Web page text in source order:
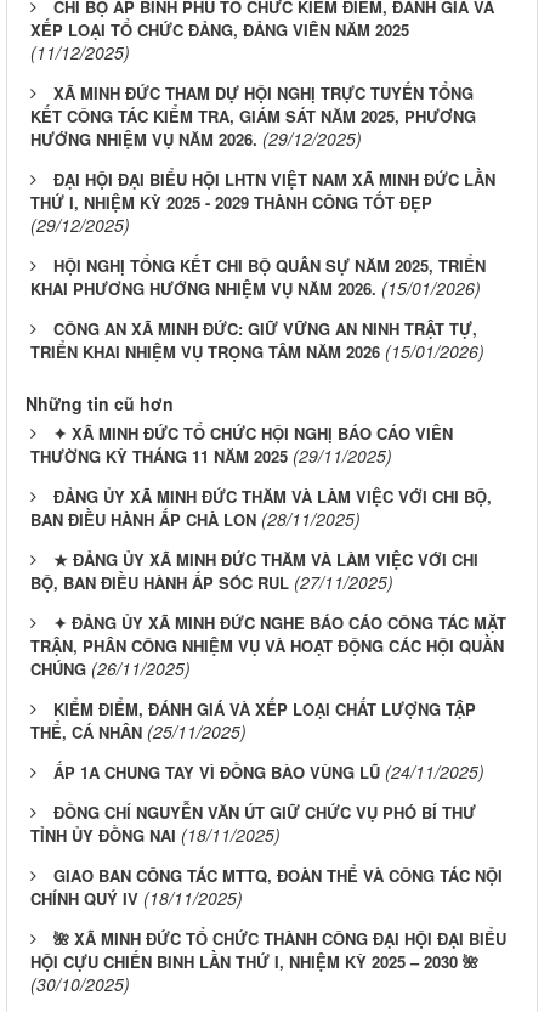
CHI BỘ ẤP BÌNH PHÚ TỔ CHỨC KIỂM ĐIỂM, ĐÁNH GIÁ VÀ
XẾP LOẠI TỔ CHỨC ĐẢNG, ĐẢNG VIÊN NĂM 2025
(11/12/2025)
XÃ MINH ĐỨC THAM DỰ HỘI NGHỊ TRỰC TUYẾN TỔNG
KẾT CÔNG TÁC KIỂM TRA, GIÁM SÁT NĂM 2025, PHƯƠNG
HƯỚNG NHIỆM VỤ NĂM 2026. (29/12/2025)
ĐẠI HỘI ĐẠI BIỂU HỘI LHTN VIỆT NAM XÃ MINH ĐỨC LẦN
THỨ I, NHIỆM KỲ 2025 - 2029 THÀNH CÔNG TỐT ĐẸP
(29/12/2025)
HỘI NGHỊ TỔNG KẾT CHI BỘ QUÂN SỰ NĂM 2025, TRIỂN
KHAI PHƯƠNG HƯỚNG NHIỆM VỤ NĂM 2026. (15/01/2026)
CÔNG AN XÃ MINH ĐỨC: GIỮ VỮNG AN NINH TRẬT TỰ,
TRIỂN KHAI NHIỆM VỤ TRỌNG TÂM NĂM 2026 (15/01/2026)
Những tin cũ hơn
✦ XÃ MINH ĐỨC TỔ CHỨC HỘI NGHỊ BÁO CÁO VIÊN
THƯỜNG KỲ THÁNG 11 NĂM 2025 (29/11/2025)
ĐẢNG ỦY XÃ MINH ĐỨC THĂM VÀ LÀM VIỆC VỚI CHI BỘ,
BAN ĐIỀU HÀNH ẤP CHÀ LON (28/11/2025)
★ ĐẢNG ỦY XÃ MINH ĐỨC THĂM VÀ LÀM VIỆC VỚI CHI
BỘ, BAN ĐIỀU HÀNH ẤP SÓC RUL (27/11/2025)
✦ ĐẢNG ỦY XÃ MINH ĐỨC NGHE BÁO CÁO CÔNG TÁC MẶT
TRẬN, PHÂN CÔNG NHIỆM VỤ VÀ HOẠT ĐỘNG CÁC HỘI QUẦN
CHÚNG (26/11/2025)
KIỂM ĐIỂM, ĐÁNH GIÁ VÀ XẾP LOẠI CHẤT LƯỢNG TẬP
THỂ, CÁ NHÂN (25/11/2025)
ẤP 1A CHUNG TAY VÌ ĐỒNG BÀO VÙNG LŨ (24/11/2025)
ĐỒNG CHÍ NGUYỄN VĂN ÚT GIỮ CHỨC VỤ PHÓ BÍ THƯ
TỈNH ỦY ĐỒNG NAI (18/11/2025)
GIAO BAN CÔNG TÁC MTTQ, ĐOÀN THỂ VÀ CÔNG TÁC NỘI
CHÍNH QUÝ IV (18/11/2025)
🌺 XÃ MINH ĐỨC TỔ CHỨC THÀNH CÔNG ĐẠI HỘI ĐẠI BIỂU
HỘI CỰU CHIẾN BINH LẦN THỨ I, NHIỆM KỲ 2025 – 2030 🌺
(30/10/2025)